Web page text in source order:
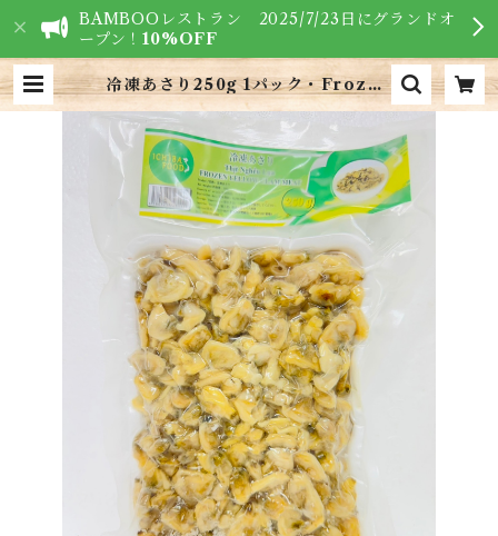
BAMBOOレストラン 2025/7/23日にグランドオ
ープン！10%OFF
冷凍あさり250g 1パック・Frozen
Yellow Clameat・Thịt Nghêu
Lụa 1 túi | VIETNAM FOODS
- ベトナム食材専門店